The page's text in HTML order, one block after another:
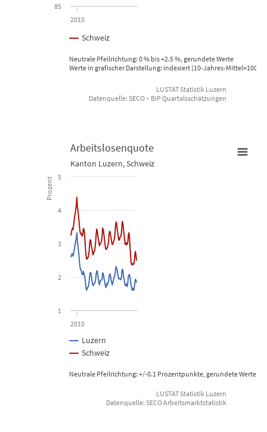
Neutrale Pfeilrichtung: 0 % bis +2.5 %, gerundete Werte
Werte in grafischer Darstellung: indexiert (10-Jahres-Mittel=100)
Schweiz
2010
85
LUSTAT Statistik Luzern
Datenquelle: SECO – BIP Quartalsschätzungen
Line chart with 2 lines.
Kanton Luzern, Schweiz
View as data table, Arbeitslosenquote
The chart has 1 X axis displaying Time. Data ranges from 2009-
The chart has 1 Y axis displaying Prozent. Data ranges from 1.6
Neutrale Pfeilrichtung: +/-0.1 Prozentpunkte, gerundete Werte
Prozent
Arbeitslosenquote
Kanton Luzern, Schweiz
Luzern
Schweiz
2010
1
2
3
4
5
LUSTAT Statistik Luzern
Datenquelle: SECO Arbeitsmarktstatistik